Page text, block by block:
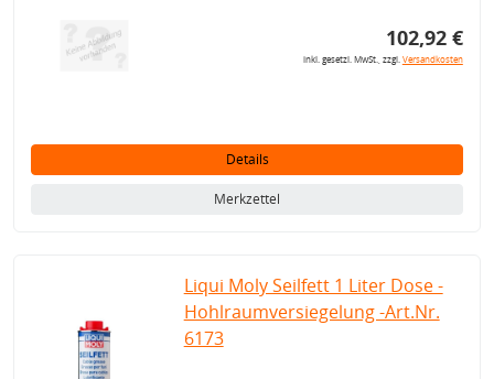
102,92 €
inkl. gesetzl. MwSt., zzgl.Versandkosten
Details
Merkzettel
Liqui Moly Seilfett 1 Liter Dose -
Hohlraumversiegelung -Art.Nr.
6173